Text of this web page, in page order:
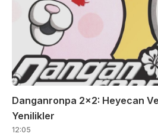
Danganronpa 2×2: Heyecan
Yenilikler
12:05